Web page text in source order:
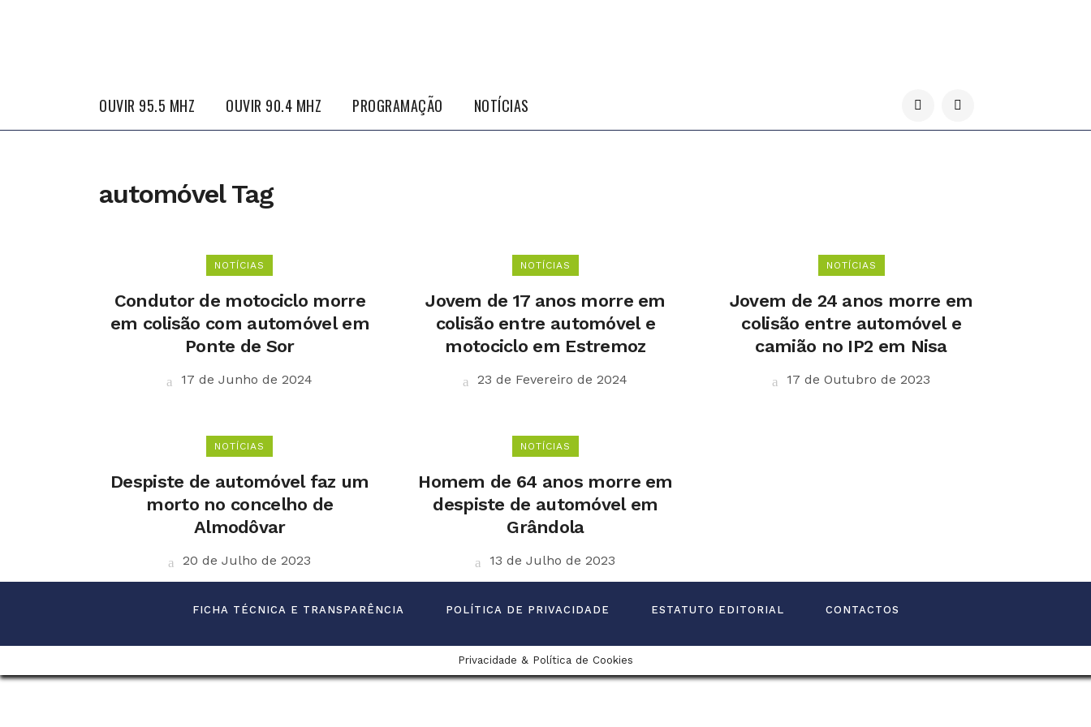
OUVIR 95.5 MHZ OUVIR 90.4 MHZ PROGRAMAÇÃO NOTÍCIAS
automóvel Tag
NOTÍCIAS
Condutor de motociclo morre
em colisão com automóvel em
Ponte de Sor
17 de Junho de 2024
NOTÍCIAS
Jovem de 17 anos morre em
colisão entre automóvel e
motociclo em Estremoz
23 de Fevereiro de 2024
NOTÍCIAS
Jovem de 24 anos morre em
colisão entre automóvel e
camião no IP2 em Nisa
17 de Outubro de 2023
NOTÍCIAS
Despiste de automóvel faz um
morto no concelho de
Almodôvar
20 de Julho de 2023
NOTÍCIAS
Homem de 64 anos morre em
despiste de automóvel em
Grândola
13 de Julho de 2023
FICHA TÉCNICA E TRANSPARÊNCIA POLÍTICA DE PRIVACIDADE ESTATUTO EDITORIAL CONTACTOS
Privacidade & Política de Cookies